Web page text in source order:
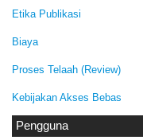
Etika Publikasi
Biaya
Proses Telaah (Review)
Kebijakan Akses Bebas
Pengguna